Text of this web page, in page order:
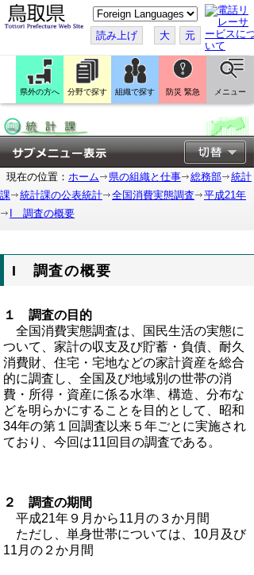
こ
の
ペ
ー
ジ
翻
訳
す
読み上げ 大 元
県外の方へ 分野で探す 組織で探す 防災 緊急 メニュー
現在の位置： ホーム 県の組織と仕事 総務部
統計
課
統計課の公表統計 全国消費実態調査
平成21年
I 調査の概要
I 調査の概要
１ 調査の目的
全国消費実態調査は、国民生活の実態に
ついて、家計の収支及び貯蓄・負債、耐久
消費財、住宅・宅地などの家計資産を総合
的に調査し、全国及び地域別の世帯の消
費・所得・資産に係る水準、構造、分布な
どを明らかにすることを目的として、昭和
34年の第１回調査以来５年ごとに実施され
ており、今回は11回目の調査である。
２ 調査の期間
平成21年９月から11月の３か月間
ただし、単身世帯については、10月及び
11月の２か月間